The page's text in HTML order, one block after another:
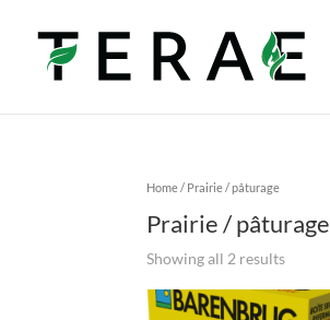
Home/ Prairie / pâturage
Prairie / pâturage
Showing all 2 results